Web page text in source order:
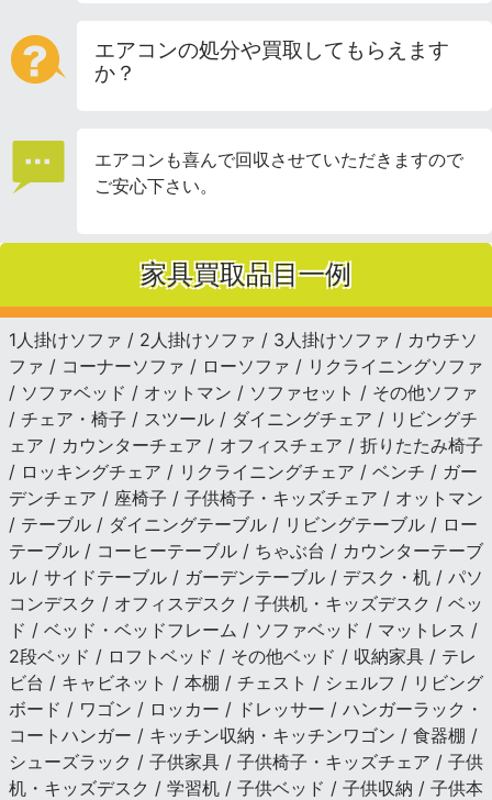
エアコンの処分や買取してもらえます
か？
エアコンも喜んで回収させていただきますので
ご安心下さい。
家具買取品目一例
1人掛けソファ / 2人掛けソファ / 3人掛けソファ / カウチソ
ファ / コーナーソファ / ローソファ / リクライニングソファ
/ ソファベッド / オットマン / ソファセット / その他ソファ
/ チェア・椅子 / スツール / ダイニングチェア / リビングチ
ェア / カウンターチェア / オフィスチェア / 折りたたみ椅子
/ ロッキングチェア / リクライニングチェア / ベンチ / ガー
デンチェア / 座椅子 / 子供椅子・キッズチェア / オットマン
/ テーブル / ダイニングテーブル / リビングテーブル / ロー
テーブル / コーヒーテーブル / ちゃぶ台 / カウンターテーブ
ル / サイドテーブル / ガーデンテーブル / デスク・机 / パソ
コンデスク / オフィスデスク / 子供机・キッズデスク / ベッ
ド / ベッド・ベッドフレーム / ソファベッド / マットレス /
2段ベッド / ロフトベッド / その他ベッド / 収納家具 / テレ
ビ台 / キャビネット / 本棚 / チェスト / シェルフ / リビング
ボード / ワゴン / ロッカー / ドレッサー / ハンガーラック・
コートハンガー / キッチン収納・キッチンワゴン / 食器棚 /
シューズラック / 子供家具 / 子供椅子・キッズチェア / 子供
机・キッズデスク / 学習机 / 子供ベッド / 子供収納 / 子供本